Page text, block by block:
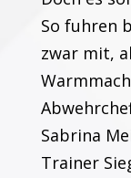
So fuhren
zwar mit,
Sabrina
Trainer